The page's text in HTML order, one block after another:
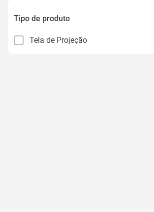
Tipo de produto
Tela de Projeção